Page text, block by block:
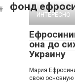
фонд
ИНТЕРЕСНО
она до
Украину
Мария
свою основную